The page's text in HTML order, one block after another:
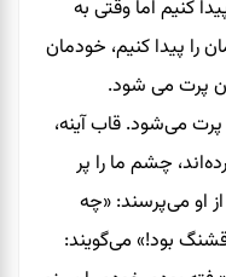
کنیم اما وقتی به
را پیدا کنیم، خودمان
پرت می شود.
پرت می‌شود. قاب آینه،
چشم ما را پر
از او می‌پرسند: «چه
بود!» می‌گویند: